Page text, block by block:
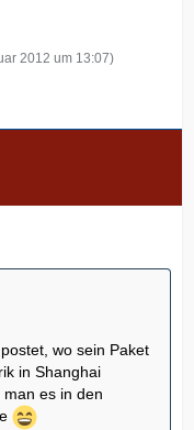
2012 um 13:07)
wo sein Paket
in Shanghai
es in den